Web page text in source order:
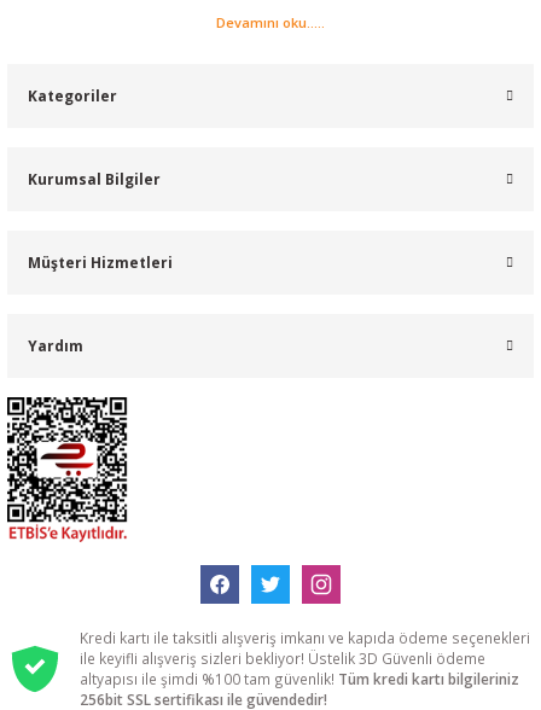
Devamını oku.....
Kategoriler
Kurumsal Bilgiler
Müşteri Hizmetleri
Yardım
Kredi kartı ile taksitli alışveriş imkanı ve kapıda ödeme seçenekleri
ile keyifli alışveriş sizleri bekliyor! Üstelik 3D Güvenli ödeme
altyapısı ile şimdi %100 tam güvenlik! Tüm kredi kartı bilgileriniz
256bit SSL sertifikası ile güvendedir!